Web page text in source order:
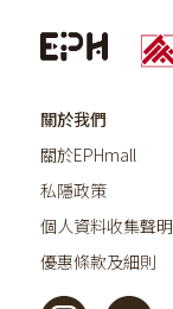
關於我們
關於EPHmall
私隱政策
個人資料收集聲明
優惠條款及細則